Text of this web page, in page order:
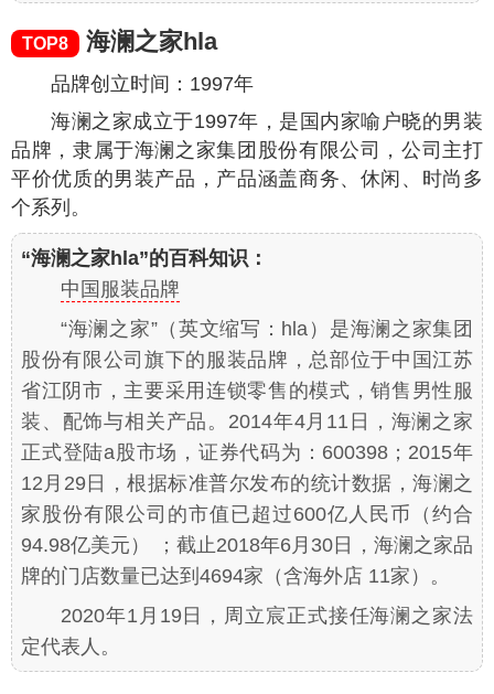
TOP8 海澜之家hla
品牌创立时间：1997年
海澜之家成立于1997年，是国内家喻户晓的男装
品牌，隶属于海澜之家集团股份有限公司，公司主打
平价优质的男装产品，产品涵盖商务、休闲、时尚多
个系列。
“海澜之家hla”的百科知识：
中国服装品牌
“海澜之家”（英文缩写：hla）是海澜之家集团
股份有限公司旗下的服装品牌，总部位于中国江苏
省江阴市，主要采用连锁零售的模式，销售男性服
装、配饰与相关产品。2014年4月11日，海澜之家
正式登陆a股市场，证券代码为：600398；2015年
12月29日，根据标准普尔发布的统计数据，海澜之
家股份有限公司的市值已超过600亿人民币（约合
94.98亿美元） ；截止2018年6月30日，海澜之家品
牌的门店数量已达到4694家（含海外店 11家）。
2020年1月19日，周立宸正式接任海澜之家法
定代表人。